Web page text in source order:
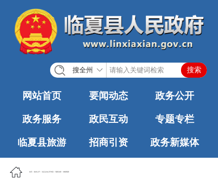
搜全州
网站首页 要闻动态 政务公开
政务服务 政民互动 专题专栏
临夏县旅游 招商引资 政务新媒体
首页 政务公开 法定主动公开内容 预算决算 财政预算